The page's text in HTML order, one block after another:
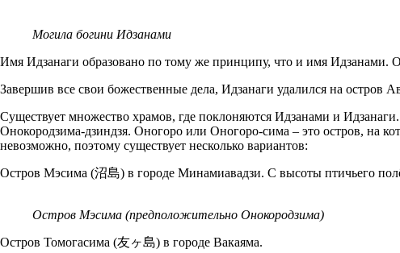
Могила богини Идзанами
Имя Идзанаги образовано по тому же принципу, что и имя Идзанами.
Завершив все свои божественные дела, Идзанаги удалился на остров
Существует множество храмов, где поклоняются Идзанами и
Онокородзима-дзиндзя. Оногоро или Оногоро-сима – это остров, на
невозможно, поэтому существует несколько вариантов:
Остров Мэсима (沼島) в городе Минамиавадзи. С высоты птичьего
Остров Мэсима (предположительно Онокородзима)
Остров Томогасима (友ヶ島) в городе Вакаяма.